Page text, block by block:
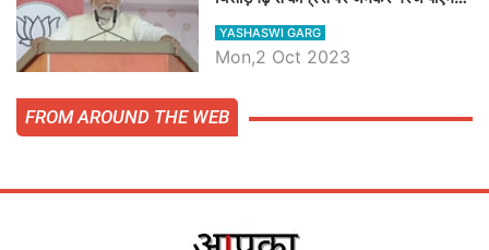
मोदी, जाने प्रधानमंत्री के भाषण की बड़ी
बातें, देखें वीडियो
YASHASWI GARG
Mon,2 Oct 2023
FROM AROUND THE WEB